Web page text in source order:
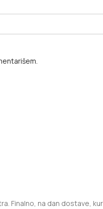
Finalno, na dan dostave,